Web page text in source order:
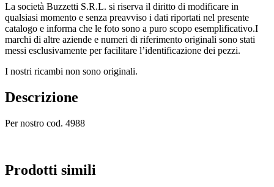
La società Buzzetti S.R.L. si riserva il diritto di modificare in
qualsiasi momento e senza preavviso i dati riportati nel presente
catalogo e informa che le foto sono a puro scopo esemplificativo.I
marchi di altre aziende e numeri di riferimento originali sono stati
messi esclusivamente per facilitare l’identificazione dei pezzi.
I nostri ricambi non sono originali.
Descrizione
Per nostro cod. 4988
Prodotti simili